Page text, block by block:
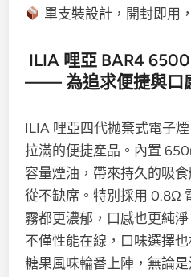
單支裝設計，開封即用
ILIA 哩亞 BAR4
—— 為追求便捷與口
ILIA 哩亞四代抛棄式電子
拉滿的便捷產品。內置
容量煙油，帶來持久的吸
從不缺席。特別採用 0.8Ω
霧都更濃郁，口感也更純淨
不僅性能在線，口味選擇
糖果風味輪番上陣，無論